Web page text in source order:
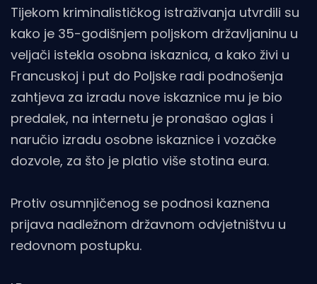
Tijekom kriminalističkog istraživanja utvrdili su
kako je 35-godišnjem poljskom državljaninu u
veljači istekla osobna iskaznica, a kako živi u
Francuskoj i put do Poljske radi podnošenja
zahtjeva za izradu nove iskaznice mu je bio
predalek, na internetu je pronašao oglas i
naručio izradu osobne iskaznice i vozačke
dozvole, za što je platio više stotina eura.
Protiv osumnjičenog se podnosi kaznena
prijava nadležnom državnom odvjetništvu u
redovnom postupku.